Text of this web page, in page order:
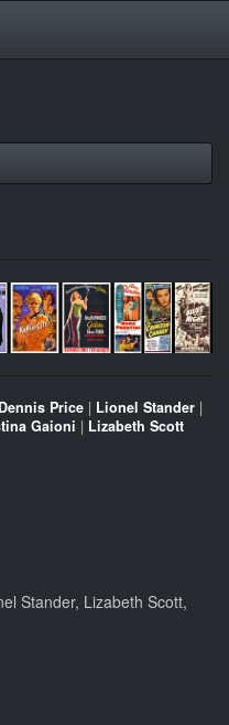
Dennis Price | Lionel Stander |
Gaioni | Lizabeth Scott
Stander, Lizabeth Scott,